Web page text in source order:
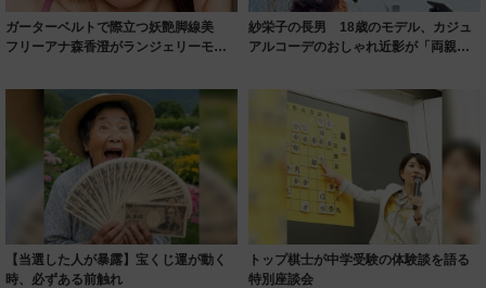
ガーターベルトで際立つ妖艶脚線美
フリーアナ森香澄がランジェリーモデ
紗栄子の長男 18歳のモデル、カジュ
アルコーデのおしゃれ近影が「両親の
【当選した人が暴露】宝くじ運が動く
時、必ずある前触れ
トップ棋士が中学受験の体験談を語る
特別座談会